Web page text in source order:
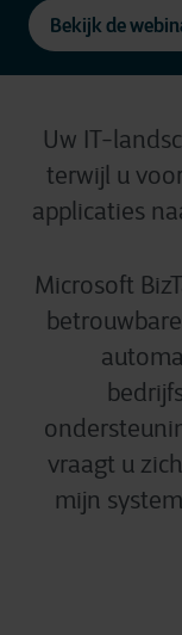
Bekijk de
Uw IT-
terwijl u
applicaties
Microsoft
vraagt u
mijn